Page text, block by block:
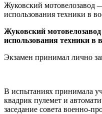
Жуковский мотовелозавод
использования техники в
Жуковский
использования техники
Экзамен принимал лично
В испытаниях принимала
квадрик пулемет и
заседание совета военно-